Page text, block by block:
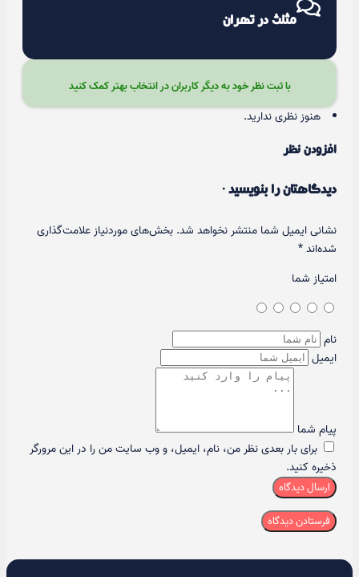
مثلث در تهران
با ثبت نظر خود به دیگر کاربران در انتخاب بهتر کمک کنید
هنوز نظری ندارید.
افزودن نظر
دیدگاهتان را بنویسید ·
نشانی ایمیل شما منتشر نخواهد شد. بخش‌های موردنیاز علامت‌گذاری
شده‌اند*
امتیاز شما
نام
ایمیل
پیام شما
برای بار بعدی نظر من، نام، ایمیل، و وب سایت من را در این مرورگر
ذخیره کنید.
ارسال دیدگاه